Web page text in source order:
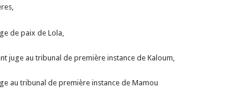
de paix de Lola,
juge au tribunal de première instance de Kaloum,
au tribunal de première instance de Mamou